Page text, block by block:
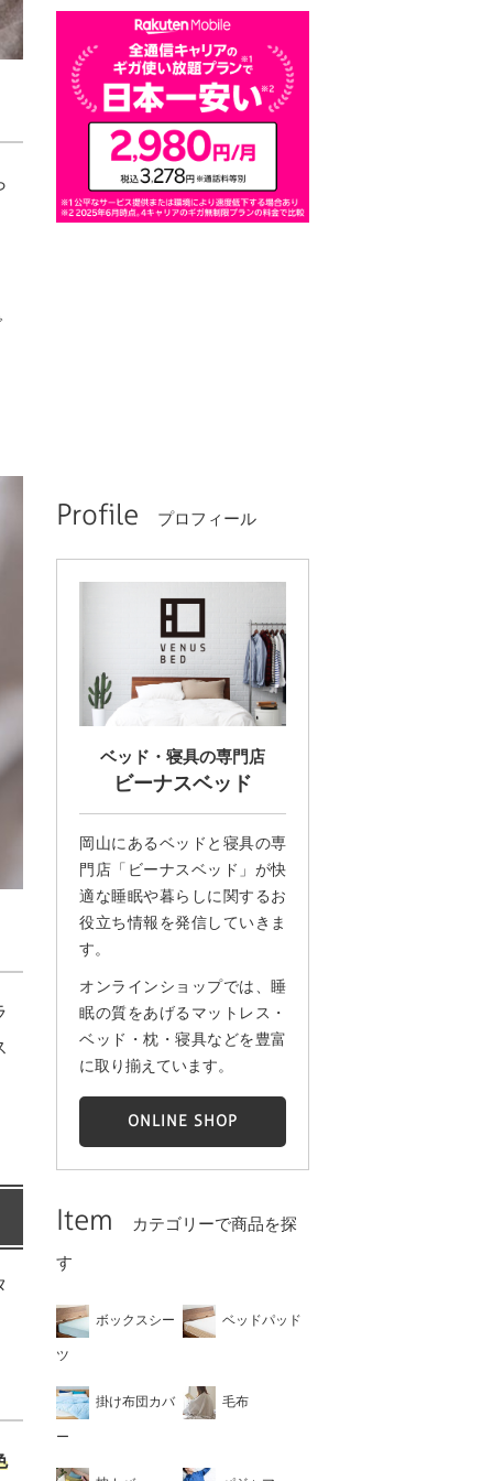
Profile プロフィール
ベッド・寝具の専門店
ビーナスベッド
岡山にあるベッドと寝具の専
門店「ビーナスベッド」が快
適な睡眠や暮らしに関するお
役立ち情報を発信していきま
す。
オンラインショップでは、睡
眠の質をあげるマットレス・
ベッド・枕・寝具などを豊富
に取り揃えています。
ONLINE SHOP
Item
カテゴリーで商品を探
す
ボックスシー
ツ
ベッドパッド
掛け布団カバ
ー
毛布